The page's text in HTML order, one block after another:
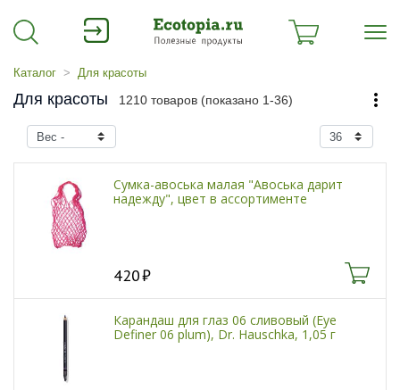
Каталог Для красоты
Для красоты 1210 товаров (показано 1-36)
Сумка-авоська малая "Авоська дарит
надежду", цвет в ассортименте
420
Карандаш для глаз 06 сливовый (Eye
Definer 06 plum), Dr. Hauschka, 1,05 г